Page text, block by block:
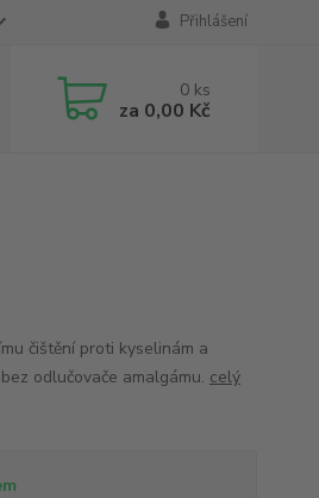
Přihlášení
0 ks
za 0,00 Kč
čištění proti kyselinám a
odlučovače amalgámu. celý